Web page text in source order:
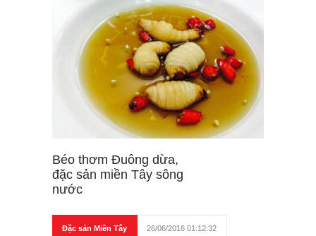
Béo thơm Đuông dừa,
đặc sản miền Tây sông
nước
Đặc sản Miền Tây 26/06/2016 01:12:32